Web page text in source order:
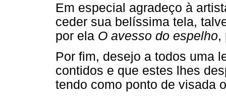
Em especial agradeço à
ceder sua belíssima tela,
por ela O avesso do espelho,
Por fim, desejo a todos uma
contidos e que estes lhes
tendo como ponto de visada